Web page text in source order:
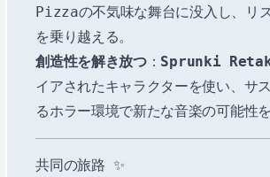
Pizzaの不気味な舞台に没入し、リ
を乗り越える。
創造性を解き放つ： Sprunki
イアされたキャラクターを使い、サ
るホラー環境で新たな音楽の可能性を
共同の旅路 ✨